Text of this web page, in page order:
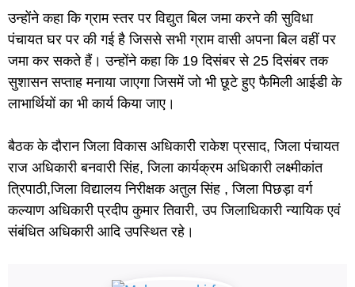
उन्होंने कहा कि ग्राम स्तर पर विद्युत बिल जमा करने की सुविधा
पंचायत घर पर की गई है जिससे सभी ग्राम वासी अपना बिल वहीं पर
जमा कर सकते हैं। उन्होंने कहा कि 19 दिसंबर से 25 दिसंबर तक
सुशासन सप्ताह मनाया जाएगा जिसमें जो भी छूटे हुए फैमिली आईडी के
लाभार्थियों का भी कार्य किया जाए।
बैठक के दौरान जिला विकास अधिकारी राकेश प्रसाद, जिला पंचायत
राज अधिकारी बनवारी सिंह, जिला कार्यक्रम अधिकारी लक्ष्मीकांत
त्रिपाठी,जिला विद्यालय निरीक्षक अतुल सिंह , जिला पिछड़ा वर्ग
कल्याण अधिकारी प्रदीप कुमार तिवारी, उप जिलाधिकारी न्यायिक एवं
संबंधित अधिकारी आदि उपस्थित रहे।